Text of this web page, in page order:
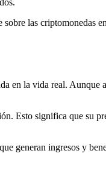
las criptomonedas
en la vida real. Aunque
Esto significa que su
generan ingresos y